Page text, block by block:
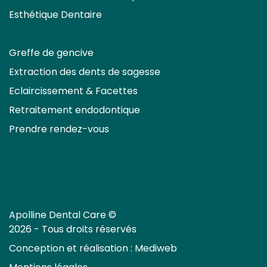
Esthétique Dentaire
Greffe de gencive
Extraction des dents de sagesse
Eclaircissement & Facettes
Retraitement endodontique
Prendre rendez-vous
Apolline Dental Care ©
2026 - Tous droits réservés
Conception et réalisation : Mediweb